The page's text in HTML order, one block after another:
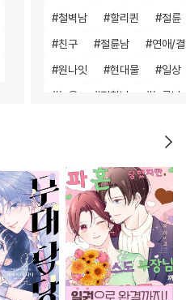
#철벽남 #할리퀸 #절륜
#친구 #절륜남 #연애/
#원나잇 #현대물 #일상
#능욕 #집착남 #능글남
개그/코믹
#연예계 #친구>연인
#
조신남 #직진남 # 무심
#
역사/시대물 # 동거 #
#능력녀 # 친구 #오피스
#
성장물 #짝사랑 # 철벽